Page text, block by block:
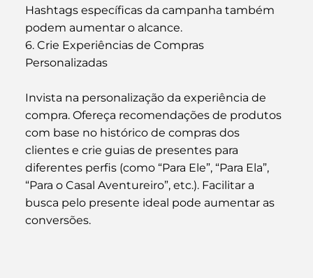
Hashtags específicas da campanha também
podem aumentar o alcance.
6. Crie Experiências de Compras
Personalizadas
Invista na personalização da experiência de
compra. Ofereça recomendações de produtos
com base no histórico de compras dos
clientes e crie guias de presentes para
diferentes perfis (como “Para Ele”, “Para Ela”,
“Para o Casal Aventureiro”, etc.). Facilitar a
busca pelo presente ideal pode aumentar as
conversões.